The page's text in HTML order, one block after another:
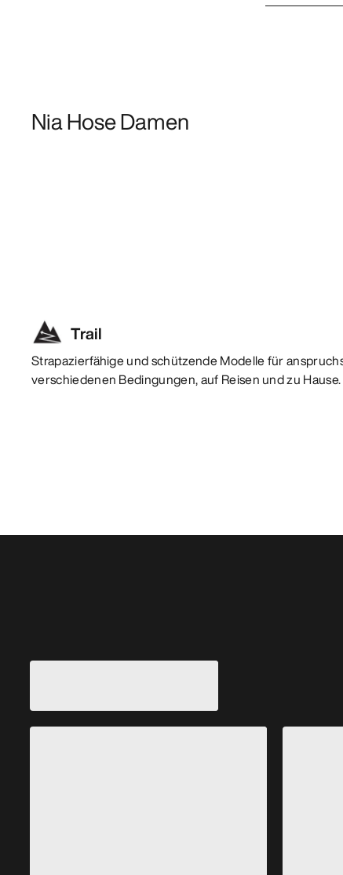
Nia Hose Damen
Trail
Strapazierfähige und schützende Modelle für
verschiedenen Bedingungen, auf Reisen und zu Hause.